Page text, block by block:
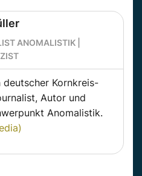
ANOMALISTIK |
Kornkreis-
Autor und
Anomalistik.